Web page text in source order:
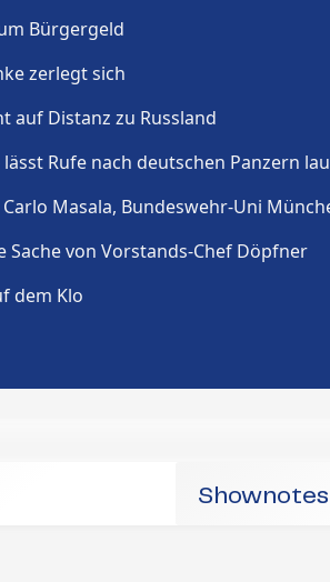
Shownotes